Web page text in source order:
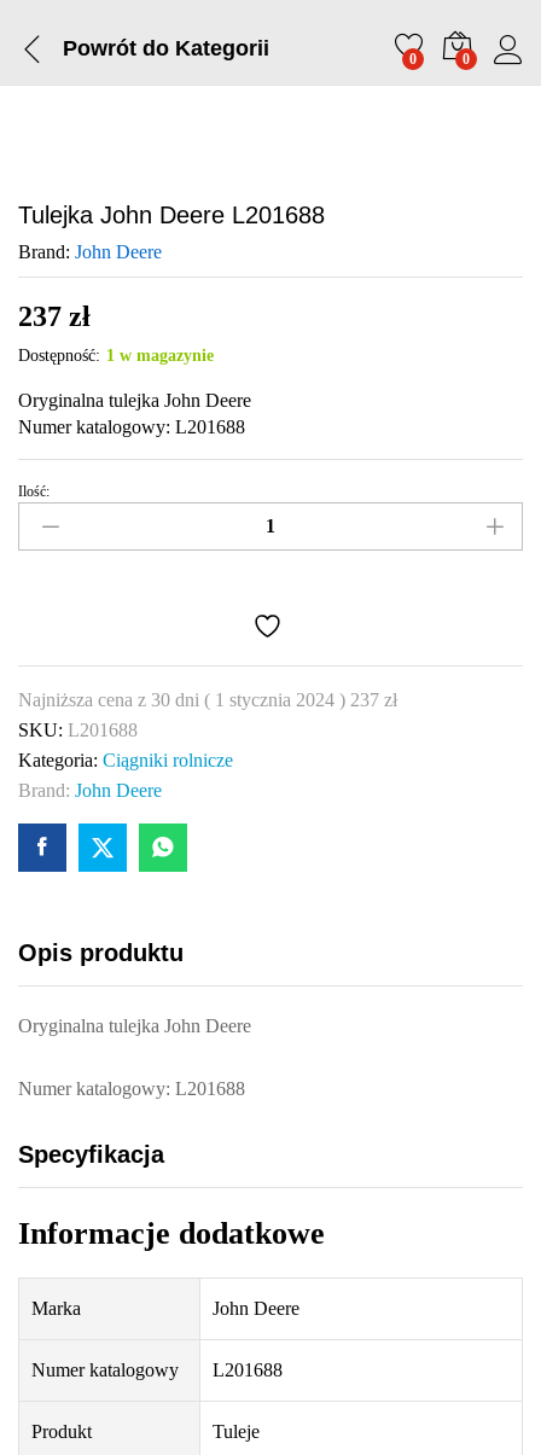
Powrót do Kategorii 0 0
Tulejka John Deere L201688
Brand: John Deere
237 zł
Dostępność: 1 w magazynie
Oryginalna tulejka John Deere
Numer katalogowy: L201688
Tulejka
John
Ilość:
Najniższa cena z 30 dni ( 1 stycznia 2024 ) 237 zł
SKU: L201688
Kategoria: Ciągniki rolnicze
Brand: John Deere
Opis produktu
Oryginalna tulejka John Deere
Numer katalogowy: L201688
Specyfikacja
Informacje dodatkowe
Marka John Deere
Numer katalogowy L201688
Produkt Tuleje